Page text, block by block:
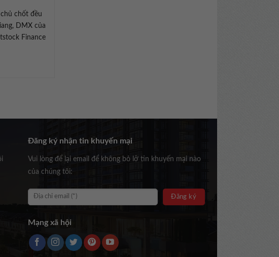
chốt đều
DMX của
Finance
Đăng ký nhận tin khuyến mại
Vui lòng để lại email để không bỏ lỡ tin khuyến mại nào
của chúng tôi:
Mạng xã hội